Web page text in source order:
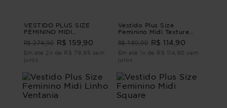
VESTIDO PLUS SIZE
FEMININO MIDI
VALERIANA Azul G4
R$ 274,90 R$ 159,90
Em até 2x de R$ 79,95 sem
juros
Vestido Plus Size
Feminino Midi Texture
VESTIDO MIDI TEXTURE
M - 44
R$ 189,90 R$ 114,90
Em até 1x de R$ 114,90 sem
juros